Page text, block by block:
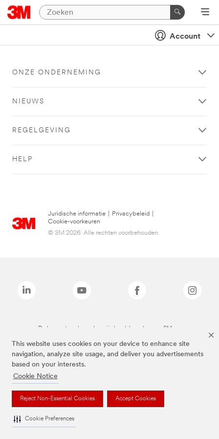
This website uses cookies on your device to enhance site
navigation, analyze site usage, and deliver you advertisements
based on your interests.
Cookie Notice
Reject Non-Essential Cookies Accept Cookies
Cookie Preferences
Account
ONZE ONDERNEMING
NIEUWS
REGELGEVING
HELP
Juridische informatie Privacybeleid
Cookie-voorkeuren
© 3M 2026. Alle rechten voorbehouden.
De bovenstaande merken zijn handelsmerken van 3M.we